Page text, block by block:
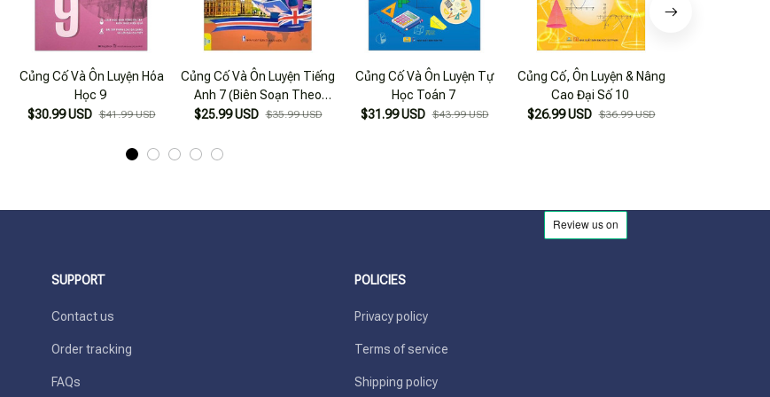
Củng Cố Và Ôn Luyện Hóa
Học 9
$30.99 USD $41.99 USD
Củng Cố Và Ôn Luyện Tiếng
Anh 7 (Biên Soạn Theo
Chương Trình Giao Dục Phổ
$25.99 USD $35.99 USD
Củng Cố Và Ôn Luyện Tự
Học Toán 7
$31.99 USD $43.99 USD
Củng Cố, Ôn Luyện & Nâng
Cao Đại Số 10
$26.99 USD $36.99 USD
SUPPORT
Contact us
Order tracking
FAQs
POLICIES
Privacy policy
Terms of service
Shipping policy